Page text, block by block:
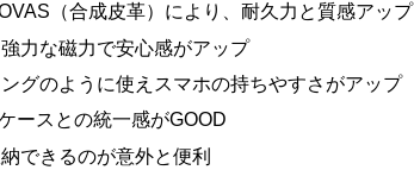
（合成皮革）により、耐久力と質感アップ
力な磁力で安心感がアップ
グのように使えスマホの持ちやすさがアップ
ースとの統一感がGOOD
できるのが意外と便利